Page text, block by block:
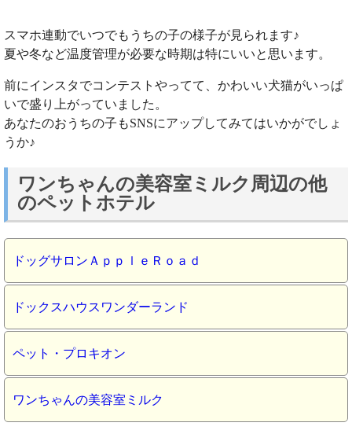
スマホ連動でいつでもうちの子の様子が見られます♪
夏や冬など温度管理が必要な時期は特にいいと思います。
前にインスタでコンテストやってて、かわいい犬猫がいっぱ
いで盛り上がっていました。
あなたのおうちの子もSNSにアップしてみてはいかがでしょ
うか♪
ワンちゃんの美容室ミルク周辺の他
のペットホテル
ドッグサロンＡｐｐｌｅＲｏａｄ
ドックスハウスワンダーランド
ペット・プロキオン
ワンちゃんの美容室ミルク